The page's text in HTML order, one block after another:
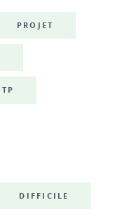
PROJET
TP
DIFFICILE